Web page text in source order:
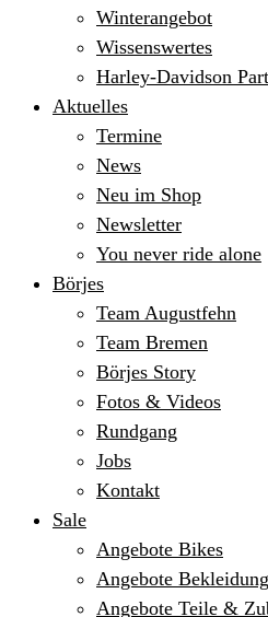
Winterangebot
Wissenswertes
Harley-Davidson
Aktuelles
Termine
News
Neu im Shop
Newsletter
You never ride alone
Börjes
Team Augustfehn
Team Bremen
Börjes Story
Fotos & Videos
Rundgang
Jobs
Kontakt
Sale
Angebote Bikes
Angebote Bekleidung
Angebote Teile &